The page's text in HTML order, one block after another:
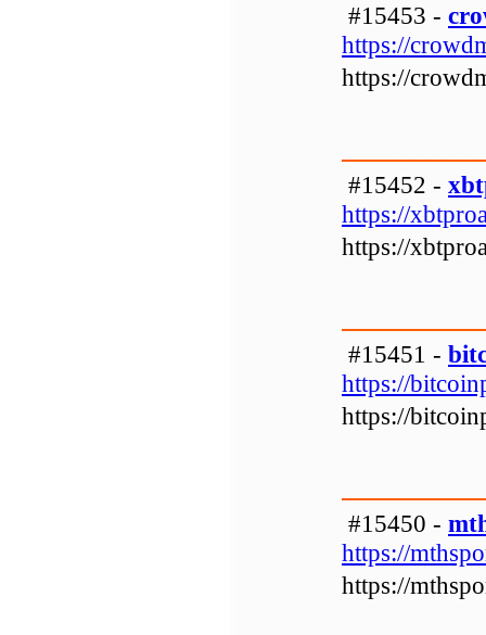
#15453 -
https://
https://
#15452 -
https://
https://
#15451 -
https://
https://
#15450 -
https://
https://